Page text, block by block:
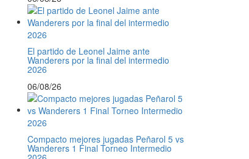
El partido de Leonel Jaime ante
Wanderers por la final del intermedio
2026
06/08/26
Compacto mejores jugadas Peñarol 5 vs
Wanderers 1 Final Torneo Intermedio